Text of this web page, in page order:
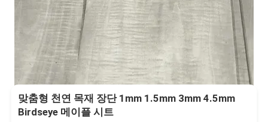
맞춤형 천연 목재 장단 1mm 1.5mm 3mm 4.5mm
Birdseye 메이플 시트